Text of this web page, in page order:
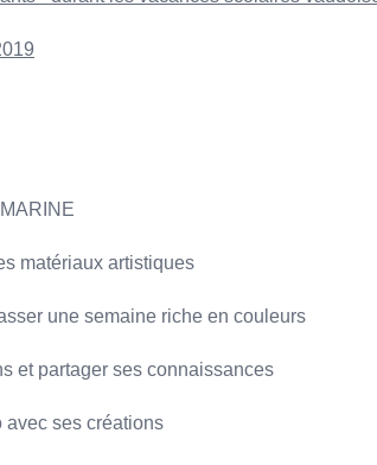
matériaux artistiques
une semaine riche en couleurs
et partager ses connaissances
avec ses créations